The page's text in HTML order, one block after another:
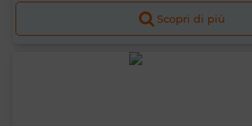
Scopri di più